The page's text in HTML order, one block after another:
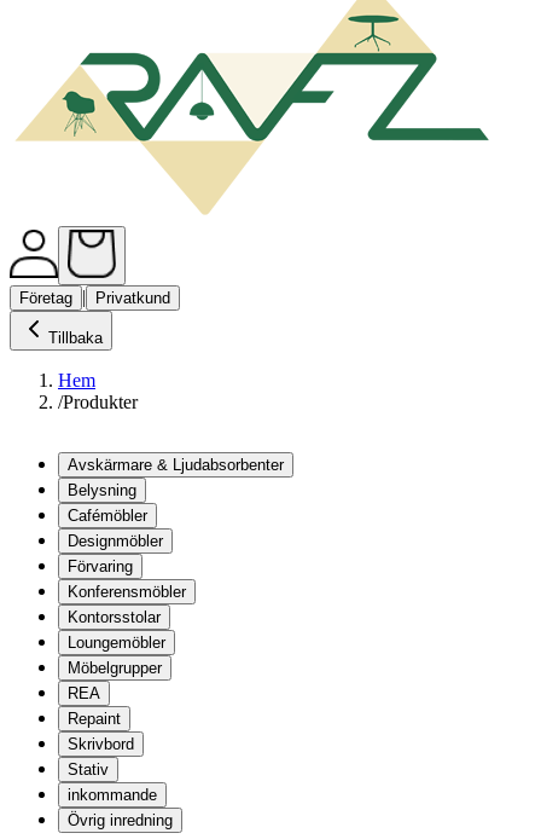
Företag | Privatkund
Tillbaka
Hem
/Produkter
Avskärmare & Ljudabsorbenter
Belysning
Cafémöbler
Designmöbler
Förvaring
Konferensmöbler
Kontorsstolar
Loungemöbler
Möbelgrupper
REA
Repaint
Skrivbord
Stativ
inkommande
Övrig inredning